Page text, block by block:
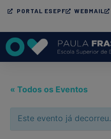
PORTAL ESEPF WEBMAIL
« Todos os Eventos
Este evento já decorreu.